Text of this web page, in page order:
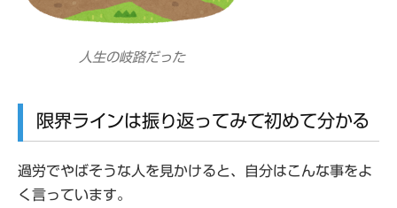
人生の岐路だった
限界ラインは振り返ってみて初めて分かる
過労でやばそうな人を見かけると、自分はこんな事をよ
く言っています。